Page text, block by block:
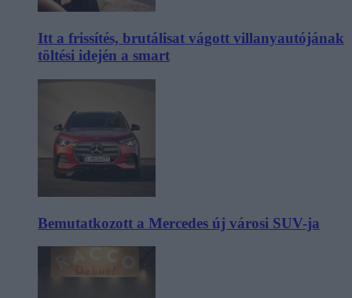
Itt a frissítés, brutálisat vágott villanyautójának
töltési idején a smart
Bemutatkozott a Mercedes új városi SUV-ja